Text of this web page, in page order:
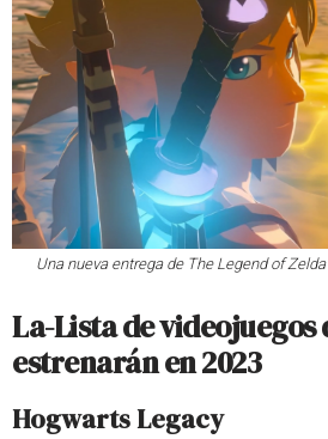
Una nueva entrega de The Legend of Zelda
La-Lista de videojuegos
estrenarán en 2023
Hogwarts Legacy